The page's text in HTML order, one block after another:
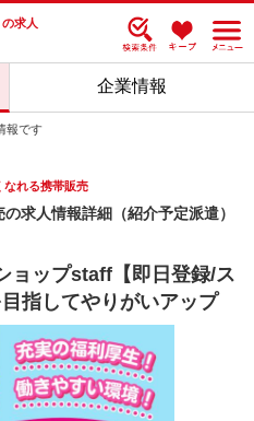
の求人
企業情報
報です
なれる携帯販売
求人情報詳細（紹介予定派遣）
ップstaff【即日登録/ス
指してやりがいアップ